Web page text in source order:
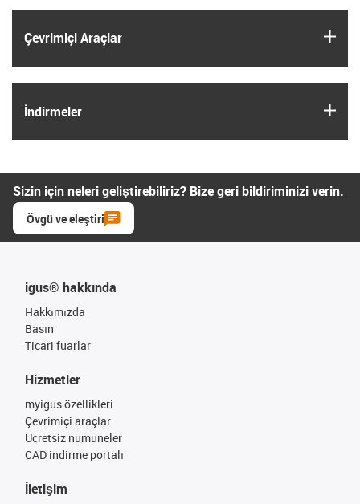
Çevrimiçi Araçlar
İndirmeler
Sizin için neleri geliştirebiliriz? Bize geri bildiriminizi verin.
Övgü ve eleştiri
igus® hakkında
Hakkımızda
Basın
Ticari fuarlar
Hizmetler
myigus özellikleri
Çevrimiçi araçlar
Ücretsiz numuneler
CAD indirme portalı
İletişim